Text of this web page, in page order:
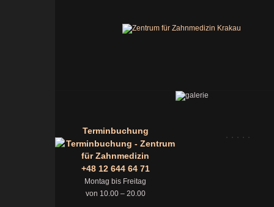
Terminbuchung
+48 12 644 64 71
Montag bis Freitag
von 10.00 – 20.00